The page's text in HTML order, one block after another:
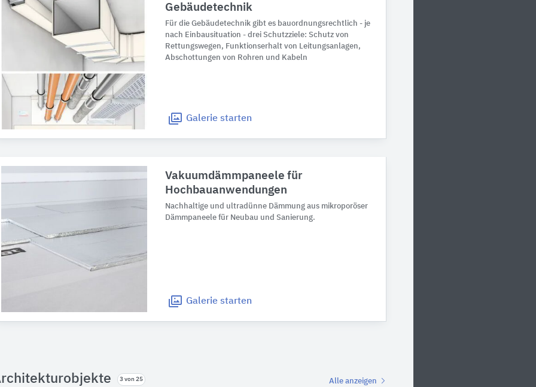
Gebäudetechnik
Für die Gebäudetechnik gibt es bauordnungsrechtlich - je
nach Einbausituation - drei Schutzziele: Schutz von
Rettungswegen, Funktionserhalt von Leitungsanlagen,
Abschottungen von Rohren und Kabeln
Galerie starten
Vakuumdämmpaneele für
Hochbauanwendungen
Nachhaltige und ultradünne Dämmung aus mikroporöser
Dämmpaneele für Neubau und Sanierung.
Galerie starten
3 von 25 Alle anzeigen